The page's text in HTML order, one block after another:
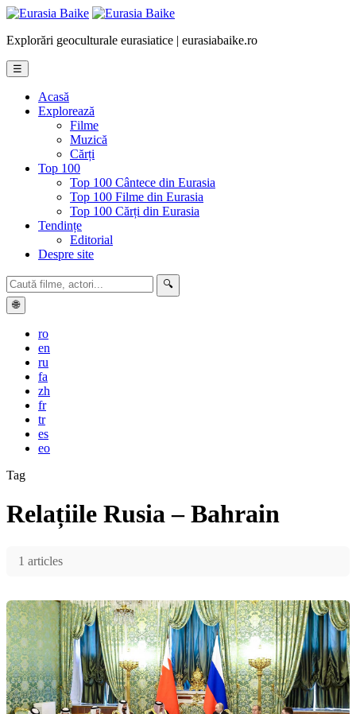
Explorări geoculturale eurasiatice | eurasiabaike.ro
☰
Acasă
Explorează
Filme
Muzică
Cărți
Top 100
Top 100 Cântece din Eurasia
Top 100 Filme din Eurasia
Top 100 Cărți din Eurasia
Tendințe
Editorial
Despre site
🔍
🌐
ro
en
ru
fa
zh
fr
tr
es
eo
Tag
Relațiile Rusia – Bahrain
1 articles